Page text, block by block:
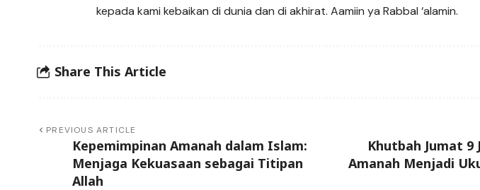
kepada kami kebaikan di dunia dan di akhirat. Aamiin ya Rabbal ‘alamin.
Share This Article
PREVIOUS ARTICLE
Kepemimpinan Amanah dalam Islam:
Menjaga Kekuasaan sebagai Titipan
Allah
Khutbah Jumat 9
Amanah Menjadi